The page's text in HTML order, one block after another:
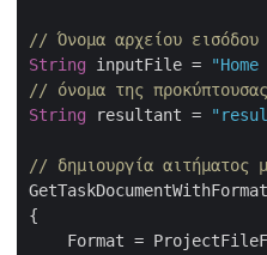
// Όνομα αρχείου εισόδου
String inputFile =
// όνομα της
String resultant =
// δημιουργία αιτήματος
{
Format =